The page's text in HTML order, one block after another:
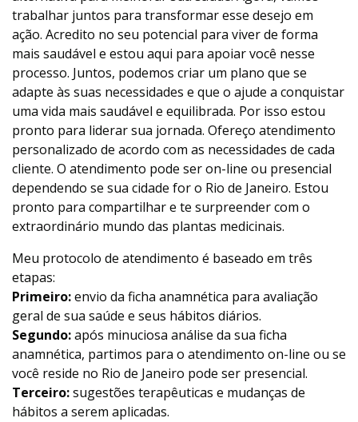
trabalhar juntos para transformar esse desejo em
ação. Acredito no seu potencial para viver de forma
mais saudável e estou aqui para apoiar você nesse
processo. Juntos, podemos criar um plano que se
adapte às suas necessidades e que o ajude a conquistar
uma vida mais saudável e equilibrada. Por isso estou
pronto para liderar sua jornada. Ofereço atendimento
personalizado de acordo com as necessidades de cada
cliente. O atendimento pode ser on-line ou presencial
dependendo se sua cidade for o Rio de Janeiro. Estou
pronto para compartilhar e te surpreender com o
extraordinário mundo das plantas medicinais.
Meu protocolo de atendimento é baseado em três
etapas:
Primeiro:envio da ficha anamnética para avaliação
geral de sua saúde e seus hábitos diários.
Segundo:após minuciosa análise da sua ficha
anamnética, partimos para o atendimento on-line ou se
você reside no Rio de Janeiro pode ser presencial.
Terceiro:sugestões terapêuticas e mudanças de
hábitos a serem aplicadas.